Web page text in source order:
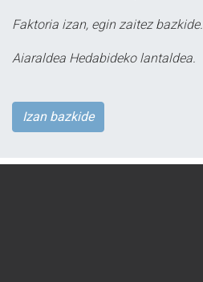
Faktoria izan, egin zaitez bazkide.
Aiaraldea Hedabideko lantaldea.
Izan bazkide